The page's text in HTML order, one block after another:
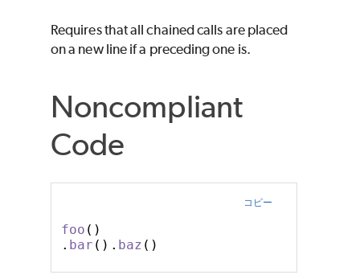
Requires that all chained calls are placed
on a new line if a preceding one is.
Noncompliant
Code
コピー
foo ()
. bar (). baz ()